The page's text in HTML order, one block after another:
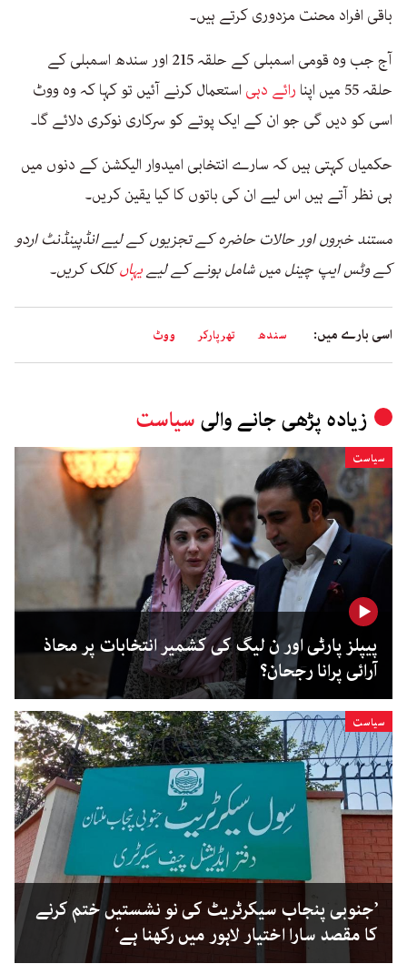
باقی افراد محنت مزدوری کرتے ہیں۔
آج جب وہ قومی اسمبلی کے حلقہ 215 اور سندھ اسمبلی کے
حلقہ 55 میں اپنا
رائے دہی استعمال کرنے آئیں تو کہا کہ وہ ووٹ
اسی کو دیں گی جو ان کے ایک پوتے کو سرکاری نوکری دلائے گا۔
حکمیاں کہتی ہیں کہ سارے انتخابی امیدوار الیکشن کے دنوں میں
ہی نظر آتے ہیں اس لیے ان کی باتوں کا کیا یقین کریں۔
مستند خبروں اور حالات حاضرہ کے تجزیوں کے لیے انڈپینڈنٹ اردو
کے وٹس ایپ چینل میں شامل ہونے کے لیےیہاںکلک کریں۔
اسی بارے میں: سندھ تھرپارکر ووٹ
زیادہ پڑھی جانے والی سیاست
سیاست
پیپلز پارٹی اور ن لیگ کی کشمیر انتخابات پر محاذ
آرائی پرانا رجحان؟
سیاست
’جنوبی پنجاب سیکرٹریٹ کی نو نشستیں ختم کرنے
کا مقصد سارا اختیار لاہور میں رکھنا ہے‘